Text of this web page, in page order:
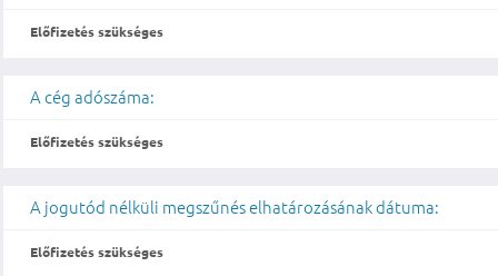
Előfizetés szükséges
A cég adószáma:
Előfizetés szükséges
A jogutód nélküli megszűnés elhatározásának dátuma:
Előfizetés szükséges